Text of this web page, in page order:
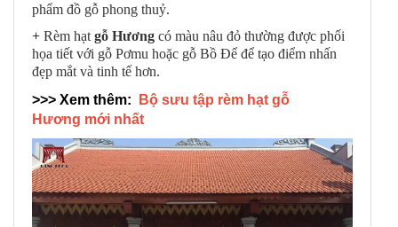
phẩm đồ gỗ phong thuỷ.
+ Rèm hạt gỗ Hương có màu nâu đỏ thường được phối
họa tiết với gỗ Pơmu hoặc gỗ Bồ Để để tạo điểm nhấn
đẹp mắt và tinh tế hơn.
>>> Xem thêm:
Bộ sưu tập rèm hạt gỗ
Hương mới nhất